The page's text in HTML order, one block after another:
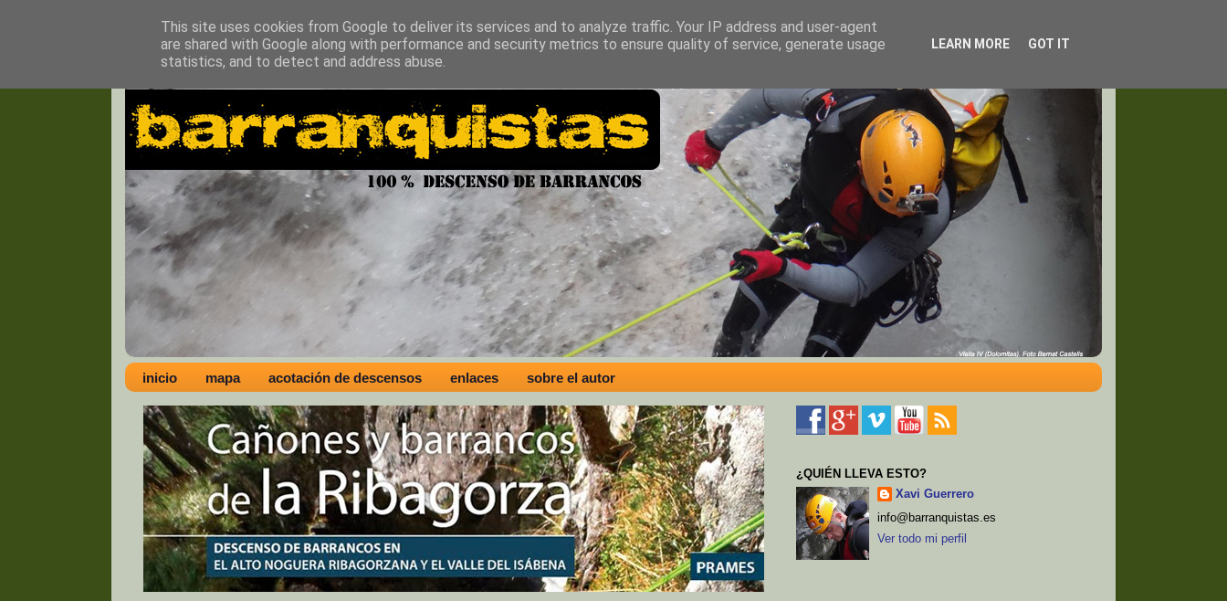
inicio mapa acotación de descensos enlaces sobre el autor
¿QUIÉN LLEVA ESTO?
Xavi Guerrero
info@barranquistas.es
Ver todo mi perfil
This site uses cookies from Google to deliver its services and to analyze traffic. Your IP address and user-agent
are shared with Google along with performance and security metrics to ensure quality of service, generate usage
statistics, and to detect and address abuse.
LEARN MORE GOT IT